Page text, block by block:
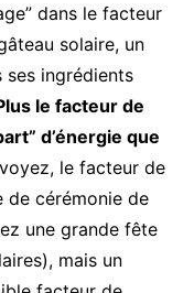
dans le facteur
solaire, un
ses ingrédients
le facteur de
d’énergie que
le facteur de
de cérémonie de
une grande fête
mais un